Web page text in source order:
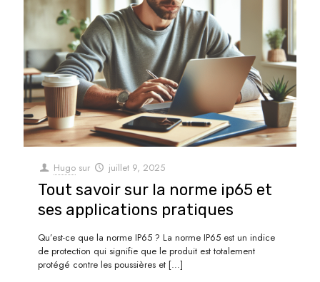
Hugo sur juillet 9, 2025
Tout savoir sur la norme ip65 et
ses applications pratiques
Qu’est-ce que la norme IP65 ? La norme IP65 est un indice
de protection qui signifie que le produit est totalement
protégé contre les poussières et […]